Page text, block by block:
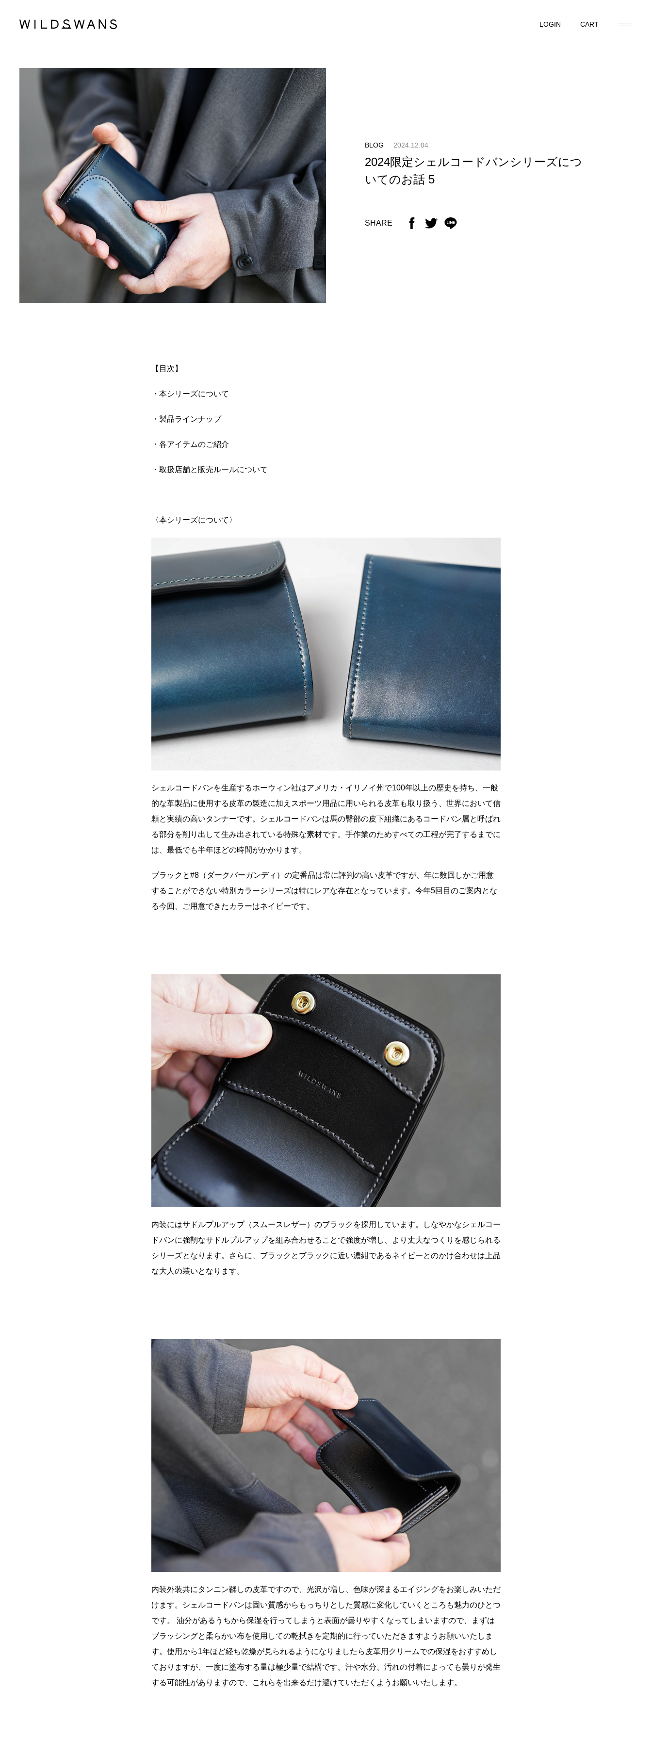
LOGIN
CART
BLOG 2024.12.04
2024限定シェルコードバンシリーズにつ
いてのお話 5
SHARE
【目次】
・本シリーズについて
・製品ラインナップ
・各アイテムのご紹介
・取扱店舗と販売ルールについて
〈本シリーズについて〉
シェルコードバンを生産するホーウィン社はアメリカ・イリノイ州で100年以上の歴史を持ち、一般
的な革製品に使用する皮革の製造に加えスポーツ用品に用いられる皮革も取り扱う、世界において信
頼と実績の高いタンナーです。シェルコードバンは馬の臀部の皮下組織にあるコードバン層と呼ばれ
る部分を削り出して生み出されている特殊な素材です。手作業のためすべての工程が完了するまでに
は、最低でも半年ほどの時間がかかります。
ブラックと#8（ダークバーガンディ）の定番品は常に評判の高い皮革ですが、年に数回しかご用意
することができない特別カラーシリーズは特にレアな存在となっています。今年5回目のご案内とな
る今回、ご用意できたカラーはネイビーです。
内装にはサドルプルアップ（スムースレザー）のブラックを採用しています。しなやかなシェルコー
ドバンに強靭なサドルプルアップを組み合わせることで強度が増し、より丈夫なつくりを感じられる
シリーズとなります。さらに、ブラックとブラックに近い濃紺であるネイビーとのかけ合わせは上品
な大人の装いとなります。
内装外装共にタンニン鞣しの皮革ですので、光沢が増し、色味が深まるエイジングをお楽しみいただ
けます。シェルコードバンは固い質感からもっちりとした質感に変化していくところも魅力のひとつ
です。 油分があるうちから保湿を行ってしまうと表面が曇りやすくなってしまいますので、まずは
ブラッシングと柔らかい布を使用しての乾拭きを定期的に行っていただきますようお願いいたしま
す。使用から1年ほど経ち乾燥が見られるようになりましたら皮革用クリームでの保湿をおすすめし
ておりますが、一度に塗布する量は極少量で結構です。汗や水分、汚れの付着によっても曇りが発生
する可能性がありますので、これらを出来るだけ避けていただくようお願いいたします。